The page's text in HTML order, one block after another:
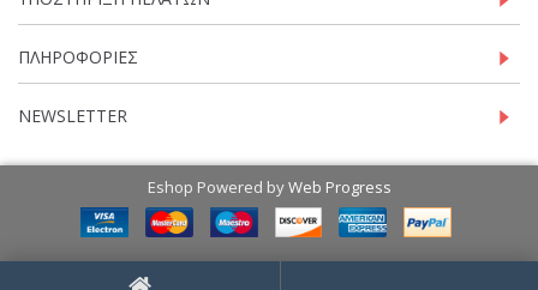
ΠΛΗΡΟΦΟΡΊΕΣ
NEWSLETTER
Eshop Powered byWeb Progress